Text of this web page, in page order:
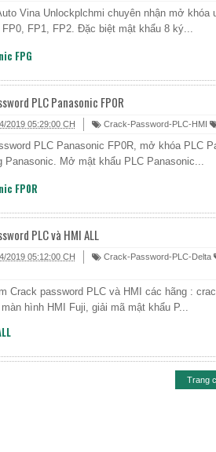
Vina Unlockplchmi chuyên nhận mở
FP0, FP1, FP2. Đặc biệt mật khẩu 8 ký...
FPG
PLC Panasonic FP0R
2019 05:29:00 CH Crack-Password-PLC-HMI
PLC Panasonic FP0R, mở khóa PLC
Panasonic. Mở mật khẩu PLC Panasonic...
FP0R
PLC và HMI ALL
2019 05:12:00 CH Crack-Password-PLC-Delta
Crack password PLC và HMI các hãng :
hình HMI Fuji, giải mã mật khẩu P...
Trang